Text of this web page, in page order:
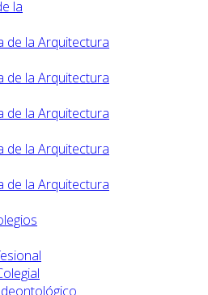
la
de la Arquitectura
de la Arquitectura
de la Arquitectura
de la Arquitectura
de la Arquitectura